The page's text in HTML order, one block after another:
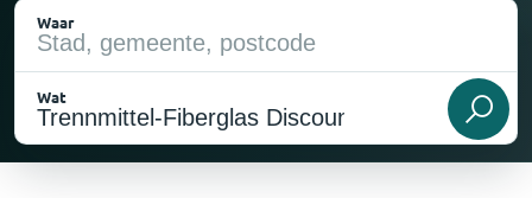
Waar
Wat